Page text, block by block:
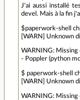
J'ai aussi installé
devel. Mais à la fin
$paperwork-shell
[WARN] Unknown
WARNING: Missing
- Poppler (python
$ paperwork-shell
[WARN] Unknown
WARNING: Missing